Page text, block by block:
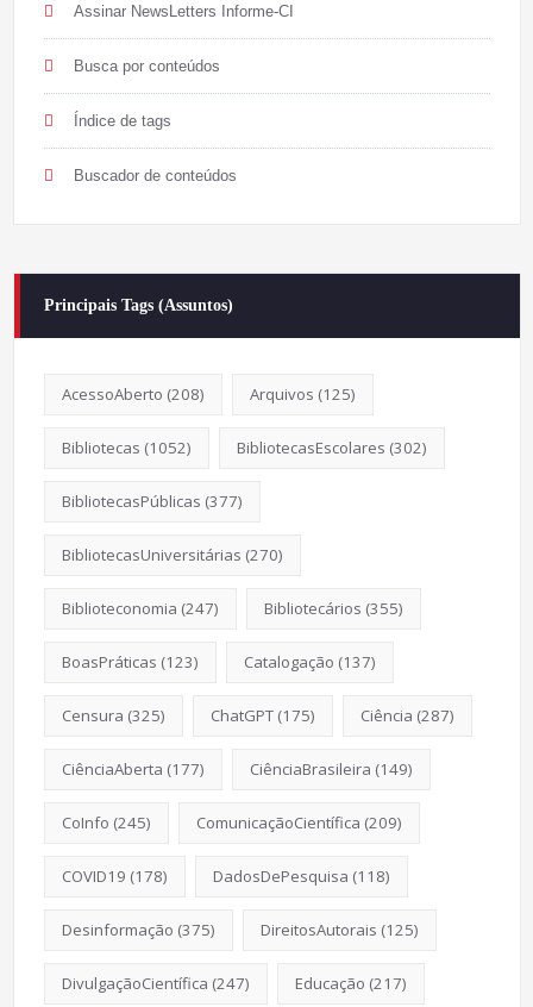
Assinar NewsLetters Informe-CI
Busca por conteúdos
Índice de tags
Buscador de conteúdos
Principais Tags (Assuntos)
AcessoAberto (208) Arquivos (125)
Bibliotecas (1052) BibliotecasEscolares (302)
BibliotecasPúblicas (377)
BibliotecasUniversitárias (270)
Biblioteconomia (247) Bibliotecários (355)
BoasPráticas (123) Catalogação (137)
Censura (325) ChatGPT(175) Ciência (287)
CiênciaAberta (177) CiênciaBrasileira (149)
CoInfo (245) ComunicaçãoCientífica (209)
COVID19 (178) DadosDePesquisa (118)
Desinformação (375) DireitosAutorais (125)
DivulgaçãoCientífica (247) Educação (217)